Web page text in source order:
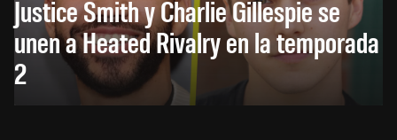
Justice Smith y Charlie Gillespie se
unen a Heated Rivalry en la temporada
2